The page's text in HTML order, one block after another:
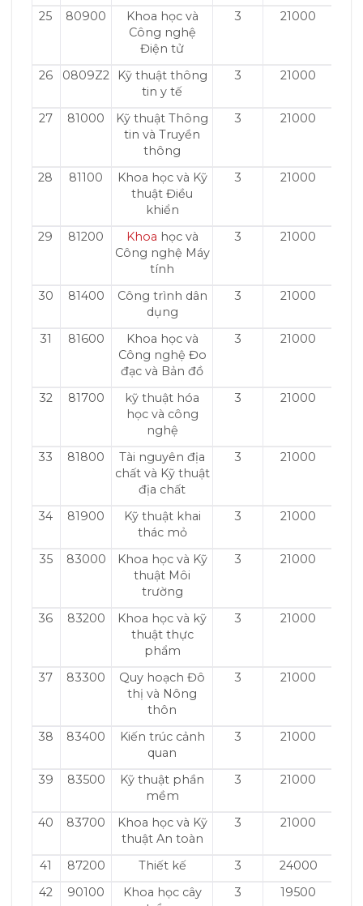
25
80900
Khoa học và
Công nghệ
Điện tử
3 21000
26 0809Z2
Kỹ thuật thông
tin y tế
3 21000
27 81000
Kỹ thuật Thông
tin và Truyền
thông
3 21000
28 81100
Khoa học và Kỹ
thuật Điều
khiển
3 21000
29 81200 Khoa học và
Công nghệ Máy
tính
3 21000
30 81400
Công trình dân
dụng
3 21000
31 81600
Khoa học và
Công nghệ Đo
đạc và Bản đồ
3 21000
32 81700
kỹ thuật hóa
học và công
nghệ
3 21000
33 81800
Tài nguyên địa
chất và Kỹ thuật
địa chất
3 21000
34 81900
Kỹ thuật khai
thác mỏ
3 21000
35 83000
Khoa học và Kỹ
thuật Môi
trường
3 21000
36 83200
Khoa học và kỹ
thuật thực
phẩm
3 21000
37 83300
Quy hoạch Đô
thị và Nông
thôn
3 21000
38 83400
Kiến trúc cảnh
quan
3 21000
39 83500
Kỹ thuật phần
mềm
3 21000
40 83700
Khoa học và Kỹ
thuật An toàn
3 21000
41 87200 Thiết kế 3
24000
42
90100
Khoa học cây
3 19500